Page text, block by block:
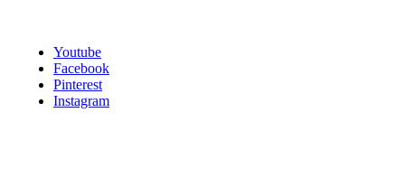
Youtube
Facebook
Pinterest
Instagram